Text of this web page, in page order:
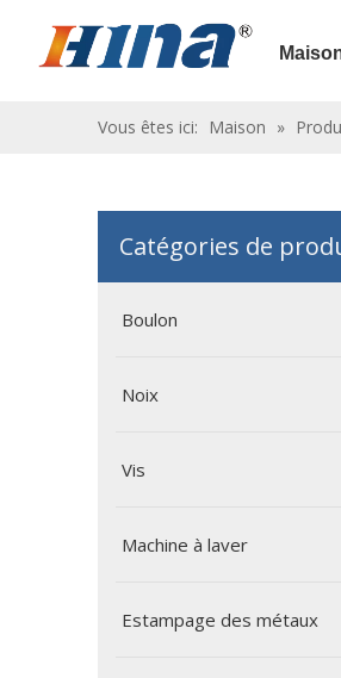
Vous êtes ici: Maison »
Catégories de
Boulon
Noix
Vis
Machine à laver
Estampage des métaux